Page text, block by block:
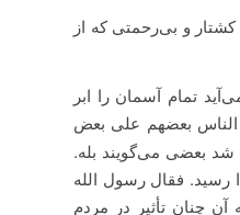
کشتار و بی‌رحمتی که از
تمام آسمان را ابر
الناس بعضهم على بعض
شد بعضی می‌گویند بله.
رسید. فقال رسول الله
چنان تأثیر در مردم